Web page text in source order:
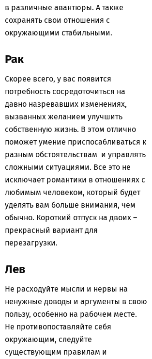
в различные авантюры. А также
сохранять свои отношения с
окружающими стабильными.
Рак
Скорее всего, у вас появится
потребность сосредоточиться на
давно назревавших изменениях,
вызванных желанием улучшить
собственную жизнь. В этом отлично
поможет умение приспосабливаться к
разным обстоятельствам и управлять
сложными ситуациями. Все это не
исключает романтики в отношениях с
любимым человеком, который будет
уделять вам больше внимания, чем
обычно. Короткий отпуск на двоих –
прекрасный вариант для
перезагрузки.
Лев
Не расходуйте мысли и нервы на
ненужные доводы и аргументы в свою
пользу, особенно на рабочем месте.
Не противопоставляйте себя
окружающим, следуйте
существующим правилам и